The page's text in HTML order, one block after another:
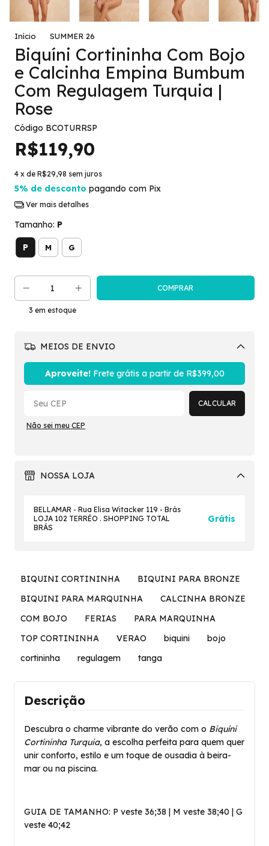
Início SUMMER 26
Biquíni Cortininha Com Bojo
e Calcinha Empina Bumbum
Com Regulagem Turquia |
Rose
Código BCOTURRSP
R$119,90
4 x de R$29,98 sem juros
5% de desconto pagando com Pix
Ver mais detalhes
Tamanho: P
P M G
3 em estoque
MEIOS DE ENVIO
Aproveite!Frete grátis a partir de R$399,00
CALCULAR
Não sei meu CEP
NOSSA LOJA
BELLAMAR - Rua Elisa Witacker 119 - Brás
LOJA 102 TERRÉO . SHOPPING TOTAL
BRÁS
Grátis
BIQUINI CORTININHA
BIQUINI PARA BRONZE
BIQUINI PARA MARQUINHA
CALCINHA BRONZE
COM BOJO
FERIAS
PARA MARQUINHA
TOP CORTININHA
VERAO biquini
bojo
cortininha
regulagem tanga
Descrição
Descubra o charme vibrante do verão com o Biquíni
Cortininha Turquia, a escolha perfeita para quem quer
unir conforto, estilo e um toque de ousadia à beira-
mar ou na piscina.
GUIA DE TAMANHO: P veste 36;38 | M veste 38;40 | G
veste 40;42